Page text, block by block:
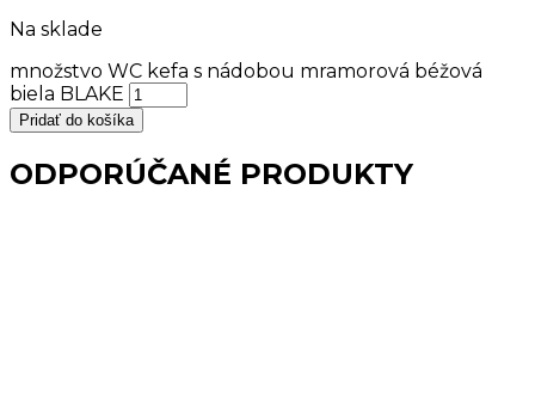
Na sklade
množstvo WC kefa s nádobou mramorová béžová
biela BLAKE
Pridať do košíka
ODPORÚČANÉ PRODUKTY